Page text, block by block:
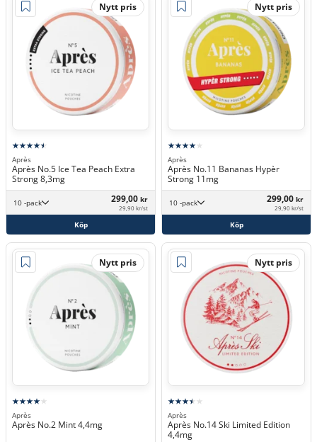
Nytt pris
Après
Après No.5 Ice Tea Peach Extra
Strong 8,3mg
10 -pack 299,00 kr
29,90 kr/st
Köp
Nytt pris
Après
Après No.11 Bananas Hypèr
Strong 11mg
10 -pack 299,00 kr
29,90 kr/st
Köp
Nytt pris
Après
Après No.2 Mint 4,4mg
Nytt pris
Après
Après No.14 Ski Limited Edition
4,4mg